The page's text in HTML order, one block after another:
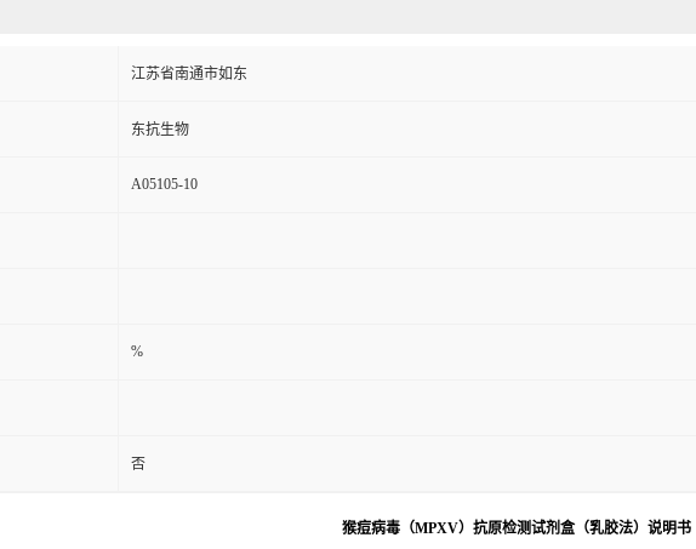
江苏省南通市如东
东抗生物
A05105-10
%
否
猴痘病毒 （MPXV）抗原检测试剂盒（乳胶法）说明书